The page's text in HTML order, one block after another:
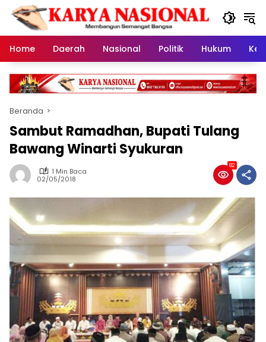
Langsung
konten
Home
Daerah Nasional Politik Hukum
Beranda
Sambut Ramadhan, Bupati Tulang
Bawang Winarti Syukuran
1 Min Baca
02/05/2018
82